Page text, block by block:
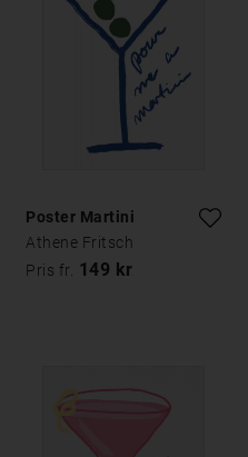
Poster Martini
Athene Fritsch
Pris fr. 149 kr